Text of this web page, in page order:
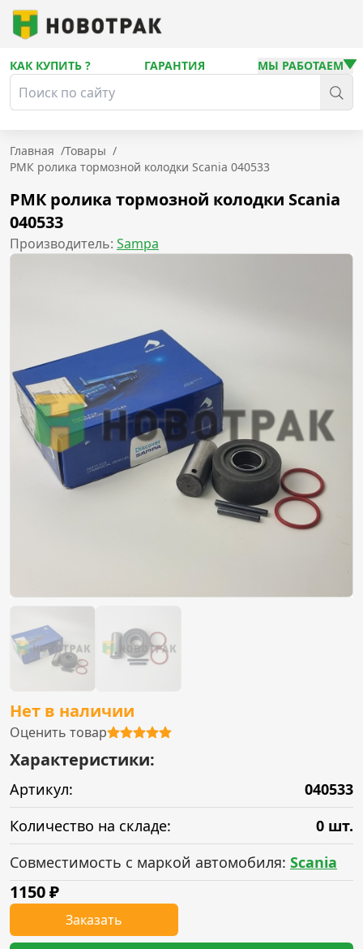
КАК КУПИТЬ ? ГАРАНТИЯ МЫ РАБОТАЕМ
Главная /Товары /
РМК ролика тормозной колодки Scania 040533
РМК ролика тормозной колодки Scania
040533
Производитель: Sampa
Нет в наличии
Оценить товар
Характеристики:
Артикул:
040533
Количество на складе:
0 шт.
Совместимость с маркой автомобиля: Scania
1150₽
Заказать